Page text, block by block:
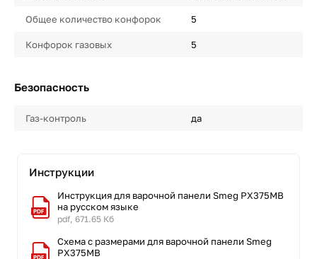
Общее количество конфорок 5
Конфорок газовых 5
Безопасность
Газ-контроль да
Инструкции
Инструкция для варочной панели Smeg PX375MB
на русском языке
pdf, 671.65 Кб
Схема с размерами для варочной панели Smeg
PX375MB